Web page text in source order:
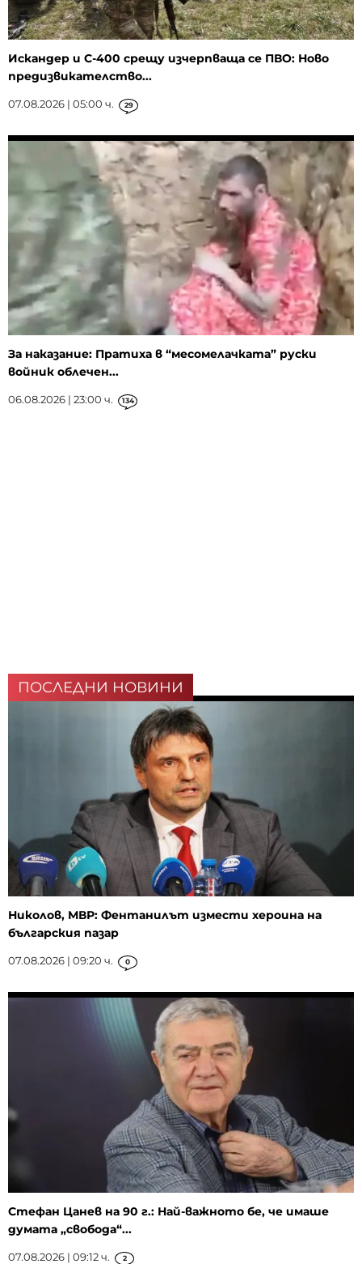
Искандер и С-400 срещу изчерпваща се ПВО: Ново
предизвикателство...
07.08.2026 | 05:00 ч. 29
За наказание: Пратиха в “месомелачката” руски
войник облечен...
06.08.2026 | 23:00 ч. 134
ПОСЛЕДНИ НОВИНИ
Николов, МВР: Фентанилът измести хероина на
българския пазар
07.08.2026 | 09:20 ч. 0
Стефан Цанев на 90 г.: Най-важното бе, че имаше
думата „свобода“...
07.08.2026 | 09:12 ч. 2